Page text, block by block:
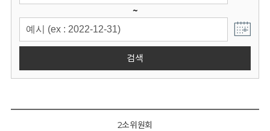
~
검색
2소위원회